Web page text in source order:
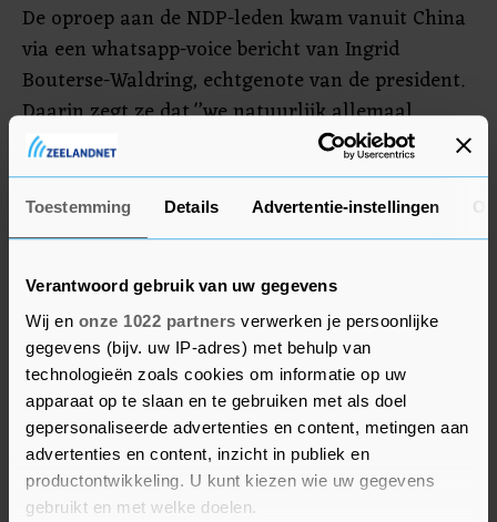
Toestemming Details Advertentie-instellingen
Verantwoord gebruik van uw gegevens
Wij en onze 1022 partners verwerken je persoonlijke
gegevens (bijv. uw IP-adres) met behulp van
technologieën zoals cookies om informatie op uw
apparaat op te slaan en te gebruiken met als doel
gepersonaliseerde advertenties en content, metingen aan
advertenties en content, inzicht in publiek en
productontwikkeling. U kunt kiezen wie uw gegevens
gebruikt en met welke doelen.
De oproep aan de NDP-leden kwam vanuit China
via een whatsapp-voice bericht van Ingrid
Bouterse-Waldring, echtgenote van de president.
Daarin zegt ze dat '’we natuurlijk allemaal
ondersteboven zijn, maar de president iedereen
vraagt om zich rustig te houden tot hij terug is.
Jullie zien natuurlijk dat het een politieke
uitspraak is, maar laat niemand zomaar allerlei